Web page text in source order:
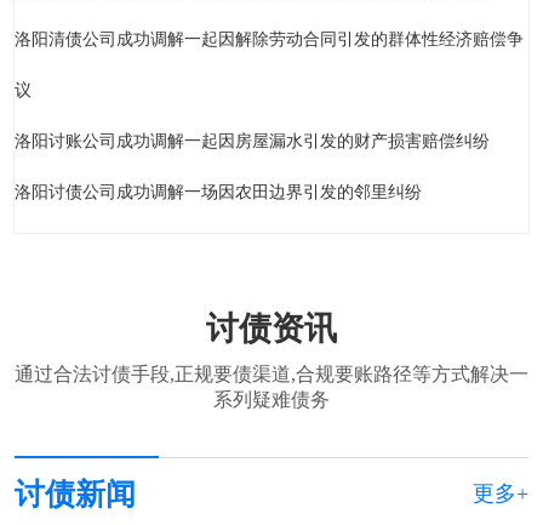
洛阳清债公司成功调解一起因解除劳动合同引发的群体性经济赔偿争
议
洛阳讨账公司成功调解一起因房屋漏水引发的财产损害赔偿纠纷
洛阳讨债公司成功调解一场因农田边界引发的邻里纠纷
讨债资讯
通过合法讨债手段,正规要债渠道,合规要账路径等方式解决一
系列疑难债务
讨债新闻 更多+